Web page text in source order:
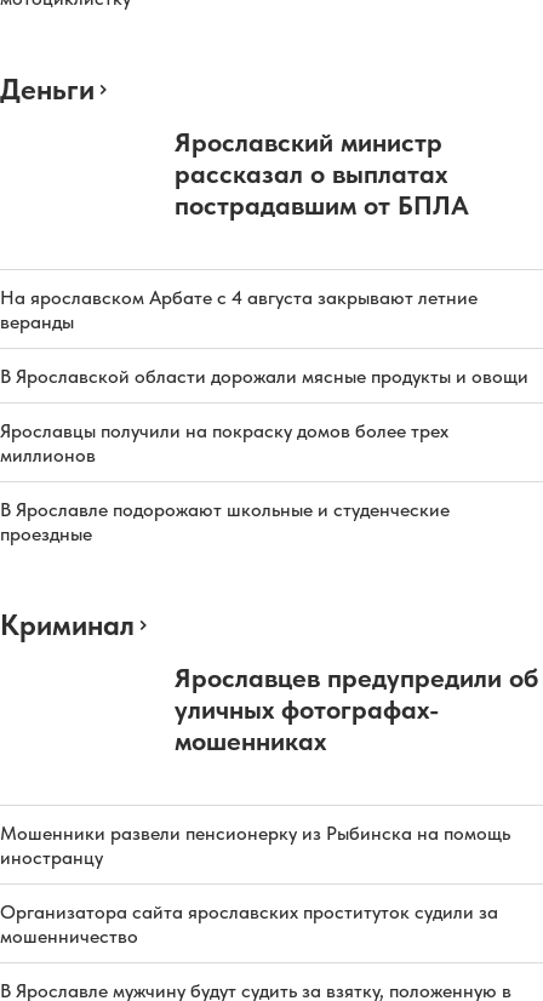
Деньги
Ярославский министр
рассказал о выплатах
пострадавшим от БПЛА
На ярославском Арбате с 4 августа закрывают летние
веранды
В Ярославской области дорожали мясные продукты и овощи
Ярославцы получили на покраску домов более трех
миллионов
В Ярославле подорожают школьные и студенческие
проездные
Криминал
Ярославцев предупредили об
уличных фотографах-
мошенниках
Мошенники развели пенсионерку из Рыбинска на помощь
иностранцу
Организатора сайта ярославских проституток судили за
мошенничество
В Ярославле мужчину будут судить за взятку, положенную в